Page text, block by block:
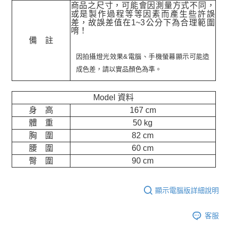
備 註
商品之尺寸，可能會因測量方式不同，
或是製作過程等等因素而產生些許誤
差，故誤差值在1~3公分下為合理範圍
唷！
因拍攝燈光效果&電腦、手機螢幕顯示可能造
成色差，請以實品顏色為準。
Model 資料
身 高
167 cm
體 重
50 kg
胸 圍
82 cm
腰 圍
60 cm
臀 圍
90 cm
顯示電腦版詳細說明
客服